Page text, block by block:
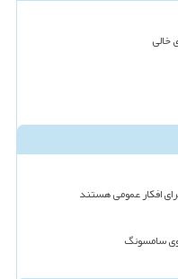
خالی
افکار عمومی هستند
سامسونگ